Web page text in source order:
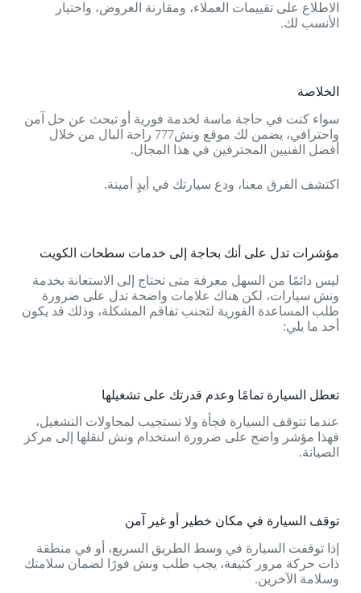
الاطلاع على تقييمات العملاء، ومقارنة العروض، واختيار
الأنسب لك.
الخلاصة
سواء كنت في حاجة ماسة لخدمة فورية أو تبحث عن حل آمن
واحترافي، يضمن لك موقع ونش777 راحة البال من خلال
أفضل الفنيين المحترفين في هذا المجال.
اكتشف الفرق معنا، ودع سيارتك في أيدٍ أمينة.
مؤشرات تدل على أنك بحاجة إلى خدمات سطحات الكويت
ليس دائمًا من السهل معرفة متى تحتاج إلى الاستعانة بخدمة
ونش سيارات، لكن هناك علامات واضحة تدل على ضرورة
طلب المساعدة الفورية لتجنب تفاقم المشكلة، وذلك قد يكون
أحد ما يلي:
تعطل السيارة تمامًا وعدم قدرتك على تشغيلها
عندما تتوقف السيارة فجأة ولا تستجيب لمحاولات التشغيل،
فهذا مؤشر واضح على ضرورة استخدام ونش لنقلها إلى مركز
الصيانة.
توقف السيارة في مكان خطير أو غير آمن
إذا توقفت السيارة في وسط الطريق السريع، أو في منطقة
ذات حركة مرور كثيفة، يجب طلب ونش فورًا لضمان سلامتك
وسلامة الآخرين.